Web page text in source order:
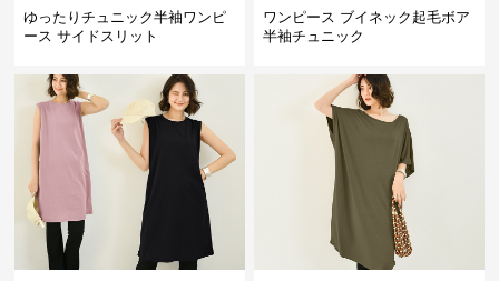
ゆったりチュニック半袖ワンピ
ース サイドスリット
ワンピース ブイネック起毛ボア
半袖チュニック